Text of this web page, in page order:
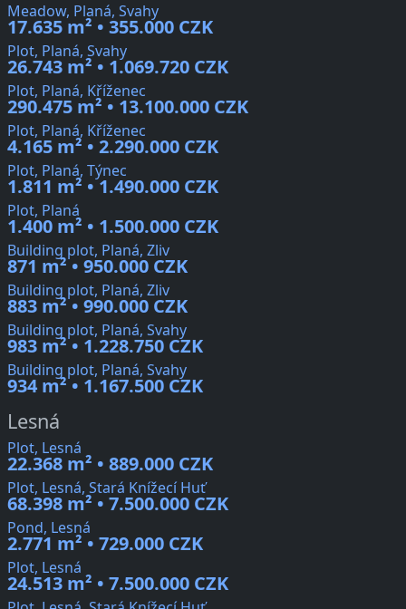
Meadow, Planá, Svahy
17.635 m² • 355.000 CZK
Plot, Planá, Svahy
26.743 m² • 1.069.720 CZK
Plot, Planá, Kříženec
290.475 m² • 13.100.000 CZK
Plot, Planá, Kříženec
4.165 m² • 2.290.000 CZK
Plot, Planá, Týnec
1.811 m² • 1.490.000 CZK
Plot, Planá
1.400 m² • 1.500.000 CZK
Building plot, Planá, Zliv
871 m² • 950.000 CZK
Building plot, Planá, Zliv
883 m² • 990.000 CZK
Building plot, Planá, Svahy
983 m² • 1.228.750 CZK
Building plot, Planá, Svahy
934 m² • 1.167.500 CZK
Lesná
Plot, Lesná
22.368 m² • 889.000 CZK
Plot, Lesná, Stará Knížecí Huť
68.398 m² • 7.500.000 CZK
Pond, Lesná
2.771 m² • 729.000 CZK
Plot, Lesná
24.513 m² • 7.500.000 CZK